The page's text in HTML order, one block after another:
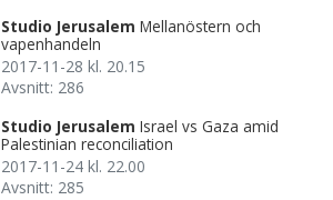
Studio Jerusalem Mellanöstern och
vapenhandeln
2017-11-28 kl. 20.15
Avsnitt: 286
Studio Jerusalem Israel vs Gaza amid
Palestinian reconciliation
2017-11-24 kl. 22.00
Avsnitt: 285